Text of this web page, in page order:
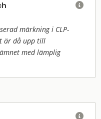
märkning i CLP-
är då upp till
med lämplig

